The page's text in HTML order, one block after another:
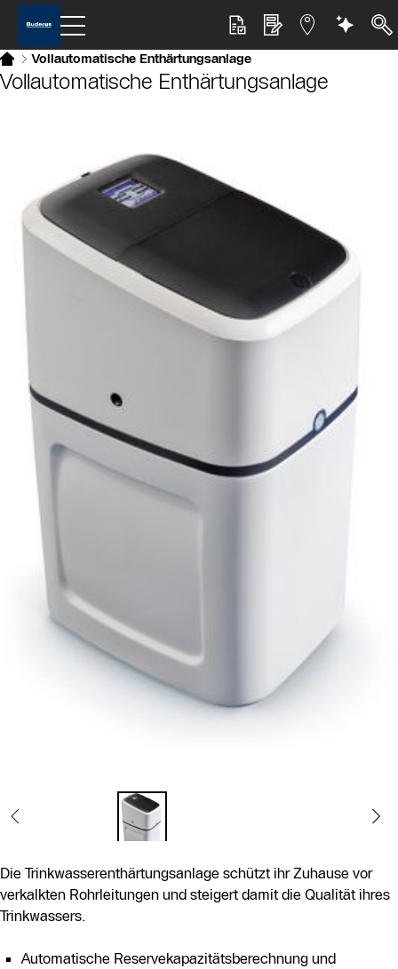
Vollautomatische Enthärtungsanlage
Slider Überspringen
Vollautomatische Enthärtungsanlage
Die Trinkwasserenthärtungsanlage schützt ihr Zuhause vor
verkalkten Rohrleitungen und steigert damit die Qualität ihres
Trinkwassers.
Automatische Reservekapazitätsberechnung und